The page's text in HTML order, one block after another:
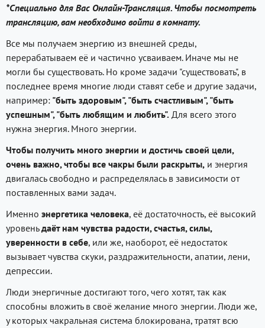
*Специально для Вас Онлайн-Трансляция. Чтобы посмотреть
трансляцию, вам необходимо войти в комнату.
Все мы получаем энергию из внешней среды,
перерабатываем её и частично усваиваем. Иначе мы не
могли бы существовать. Но кроме задачи "существовать", в
последнее время многие люди ставят себе и другие задачи,
например: "быть здоровым", "быть счастливым", "быть
успешным", "быть любящим и любить". Для всего этого
нужна энергия. Много энергии.
Чтобы получить много энергии и достичь своей цели,
очень важно, чтобы все чакры были раскрыты, и энергия
двигалась свободно и распределялась в зависимости от
поставленных вами задач.
Именно энергетика человека, её достаточность, её высокий
уровеньдаёт нам чувства радости, счастья, силы,
уверенности в себе, или же, наоборот, её недостаток
вызывает чувства скуки, раздражительности, апатии, лени,
депрессии.
Люди энергичные достигают того, чего хотят, так как
способны вложить в своё желание много энергии. Люди же,
у которых чакральная система блокирована, тратят всю